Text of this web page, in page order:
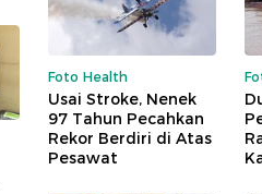
Foto Health
Usai Stroke, Nenek
97 Tahun Pecahkan
Rekor Berdiri di Atas
Pesawat